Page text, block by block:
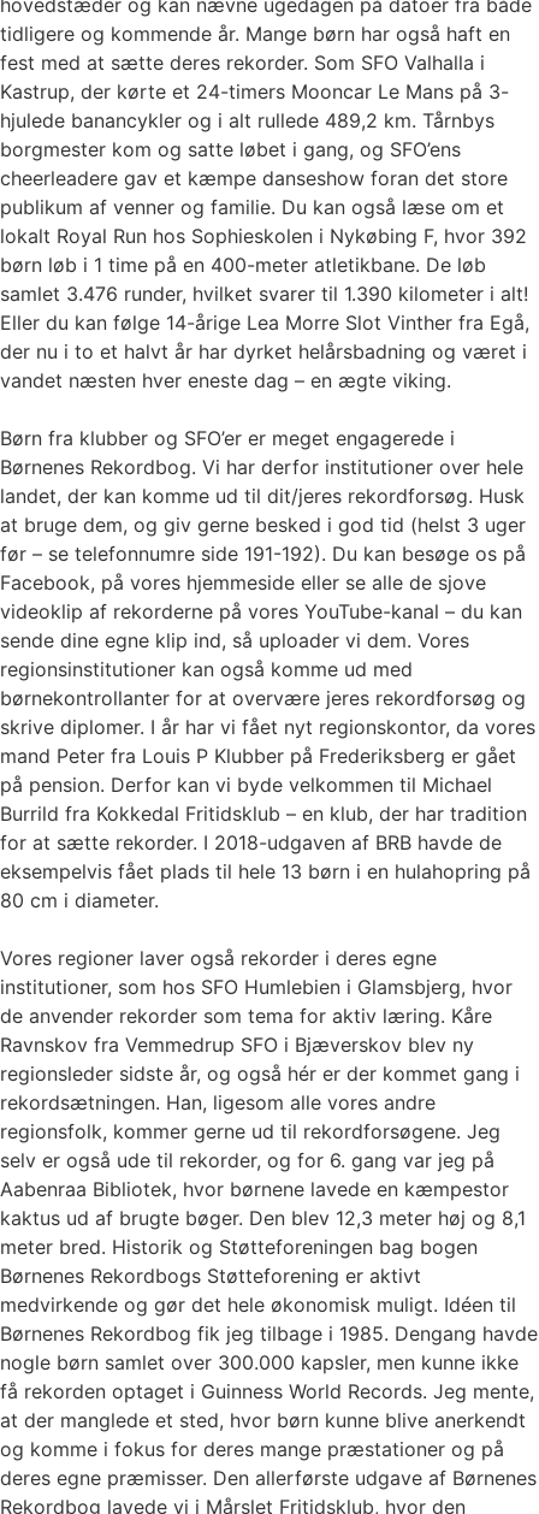
tidligere og kommende år. Mange børn har også haft en
fest med at sætte deres rekorder. Som SFO Valhalla i
Kastrup, der kørte et 24-timers Mooncar Le Mans på 3-
hjulede banancykler og i alt rullede 489,2 km. Tårnbys
borgmester kom og satte løbet i gang, og SFO’ens
cheerleadere gav et kæmpe danseshow foran det store
publikum af venner og familie. Du kan også læse om et
lokalt Royal Run hos Sophieskolen i Nykøbing F, hvor 392
børn løb i 1 time på en 400-meter atletikbane. De løb
samlet 3.476 runder, hvilket svarer til 1.390 kilometer i alt!
Eller du kan følge 14-årige Lea Morre Slot Vinther fra Egå,
der nu i to et halvt år har dyrket helårsbadning og været i
vandet næsten hver eneste dag – en ægte viking.
Børn fra klubber og SFO’er er meget engagerede i
Børnenes Rekordbog. Vi har derfor institutioner over hele
landet, der kan komme ud til dit/jeres rekordforsøg. Husk
at bruge dem, og giv gerne besked i god tid (helst 3 uger
før – se telefonnumre side 191-192). Du kan besøge os på
Facebook, på vores hjemmeside eller se alle de sjove
videoklip af rekorderne på vores YouTube-kanal – du kan
sende dine egne klip ind, så uploader vi dem. Vores
regionsinstitutioner kan også komme ud med
børnekontrollanter for at overvære jeres rekordforsøg og
skrive diplomer. I år har vi fået nyt regionskontor, da vores
mand Peter fra Louis P Klubber på Frederiksberg er gået
på pension. Derfor kan vi byde velkommen til Michael
Burrild fra Kokkedal Fritidsklub – en klub, der har tradition
for at sætte rekorder. I 2018-udgaven af BRB havde de
eksempelvis fået plads til hele 13 børn i en hulahopring på
80 cm i diameter.
Vores regioner laver også rekorder i deres egne
institutioner, som hos SFO Humlebien i Glamsbjerg, hvor
de anvender rekorder som tema for aktiv læring. Kåre
Ravnskov fra Vemmedrup SFO i Bjæverskov blev ny
regionsleder sidste år, og også hér er der kommet gang i
rekordsætningen. Han, ligesom alle vores andre
regionsfolk, kommer gerne ud til rekordforsøgene. Jeg
selv er også ude til rekorder, og for 6. gang var jeg på
Aabenraa Bibliotek, hvor børnene lavede en kæmpestor
kaktus ud af brugte bøger. Den blev 12,3 meter høj og 8,1
meter bred. Historik og Støtteforeningen bag bogen
Børnenes Rekordbogs Støtteforening er aktivt
medvirkende og gør det hele økonomisk muligt. Idéen til
Børnenes Rekordbog fik jeg tilbage i 1985. Dengang havde
nogle børn samlet over 300.000 kapsler, men kunne ikke
få rekorden optaget i Guinness World Records. Jeg mente,
at der manglede et sted, hvor børn kunne blive anerkendt
og komme i fokus for deres mange præstationer og på
deres egne præmisser. Den allerførste udgave af Børnenes
Rekordbog lavede vi i Mårslet Fritidsklub, hvor den